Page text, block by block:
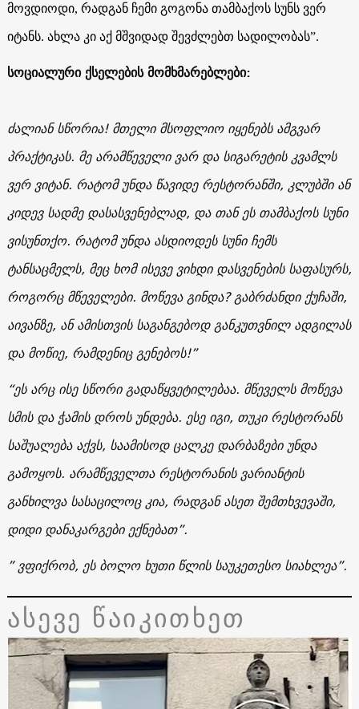
მოვდიოდი, რადგან ჩემი გოგონა თამბაქოს სუნს ვერ
იტანს. ახლა კი აქ მშვიდად შევძლებთ სადილობას”.
სოციალური ქსელების მომხმარებლები:
ძალიან სწორია! მთელი მსოფლიო იყენებს ამგვარ
პრაქტიკას. მე არამწეველი ვარ და სიგარეტის კვამლს
ვერ ვიტან. რატომ უნდა წავიდე რესტორანში, კლუბში ან
კიდევ სადმე დასასვენებლად, და თან ეს თამბაქოს სუნი
ვისუნთქო. რატომ უნდა ასდიოდეს სუნი ჩემს
ტანსაცმელს, მეც ხომ ისევე ვიხდი დასვენების საფასურს,
როგორც მწეველები. მოწევა გინდა? გაბრძანდი ქუჩაში,
აივანზე, ან ამისთვის საგანგებოდ განკუთვნილ ადგილას
და მოწიე, რამდენიც გენებოს!”
“ეს არც ისე სწორი გადაწყვეტილებაა. მწეველს მოწევა
სმის და ჭამის დროს უნდება. ესე იგი, თუკი რესტორანს
საშუალება აქვს, საამისოდ ცალკე დარბაზები უნდა
გამოყოს. არამწეველთა რესტორანის ვარიანტის
განხილვა სასაცილოც კია, რადგან ასეთ შემთხვევაში,
დიდი დანაკარგები ექნებათ”.
” ვფიქრობ, ეს ბოლო ხუთი წლის საუკეთესო სიახლეა”.
ასევე წაიკითხეთ